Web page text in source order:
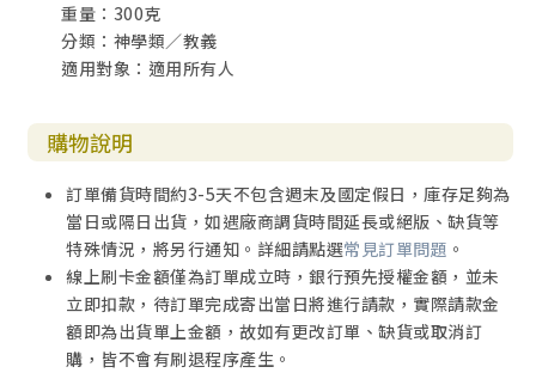
第六章 愛與密契（雅歌）
引言
一、神與人契合的愛
2. 渴慕與神同在
3. 等候靈魂的愛人
5. 愛的考驗
6. 成熟的愛
二、愛與密契的經驗
1. 聖經裡的「奧祕」（mystery）
2. 靈修傳統裡的密契意義
3. 愛是密契的核心
重量：300克
分類：神學類／教義
適用對象：適用所有人
購物說明
訂單備貨時間約3-5天不包含週末及國定假日，庫存足夠為
當日或隔日出貨，如遇廠商調貨時間延長或絕版、缺貨等
特殊情況，將另行通知。詳細請點選常見訂單問題 。
線上刷卡金額僅為訂單成立時，銀行預先授權金額，並未
立即扣款，待訂單完成寄出當日將進行請款，實際請款金
額即為出貨單上金額，故如有更改訂單、缺貨或取消訂
購，皆不會有刷退程序產生。